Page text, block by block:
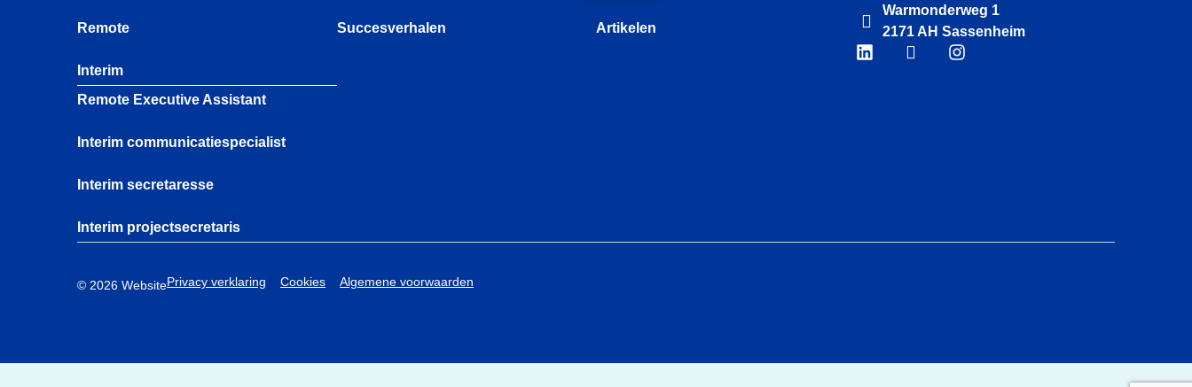
Remote
Interim
Remote Executive Assistant
Interim communicatiespecialist
Interim secretaresse
Interim projectsecretaris
Succesverhalen Artikelen
Warmonderweg 1
2171 AH Sassenheim
© 2026 WebsitePrivacy verklaring Cookies Algemene voorwaarden